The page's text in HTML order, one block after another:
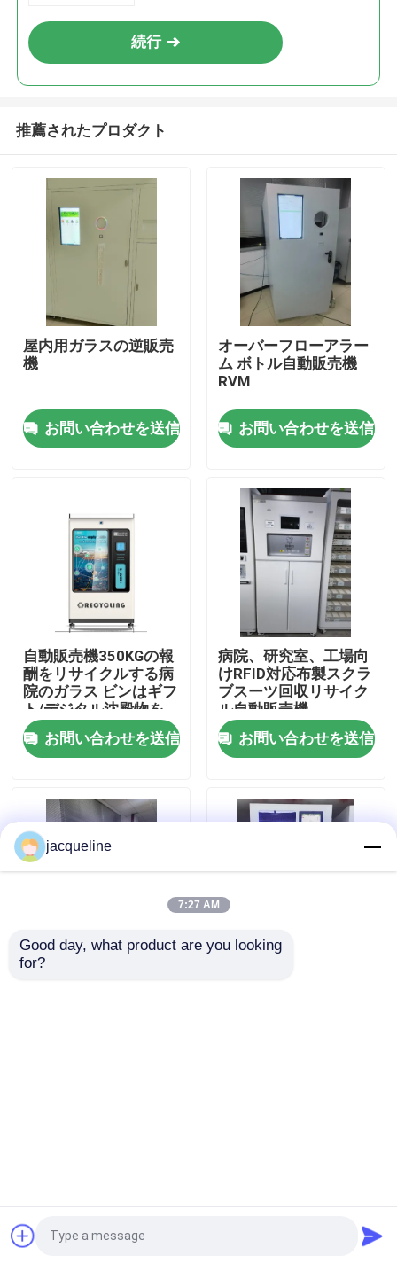
家へ
製品
わたしたち に つい て
工場 ツアー
品質管理
連絡 ください
引金 を 求め て ください
逆の自動販売機
びんの逆の自動販売機
スマートな逆の自動販売機
逆のリサイクルの自動販売機
熱い食糧自動販売機
続行
推薦されたプロダクト
屋内用ガラスの逆販売
機
お問い合わせを送信
オーバーフローアラー
ム ボトル自動販売機
RVM
お問い合わせを送信
自動販売機350KGの報
酬をリサイクルする病
院のガラス ビンはギフ
ト/デジタル沈殿物を
買い戻す
お問い合わせを送信
病院、研究室、工場向
けRFID対応布製スクラ
ブスーツ回収リサイク
ル自動販売機
お問い合わせを送信
リサイクルが簡単にな
World Lucky Technology ( ShenZhen) Co.,LTD. All
jacqueline
7:27 AM
Good day, what product are you looking
for?